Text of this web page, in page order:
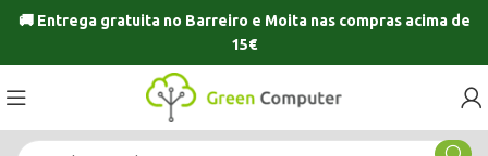
🚚 Entrega gratuita no Barreiro e Moitanas compras acima de
15€